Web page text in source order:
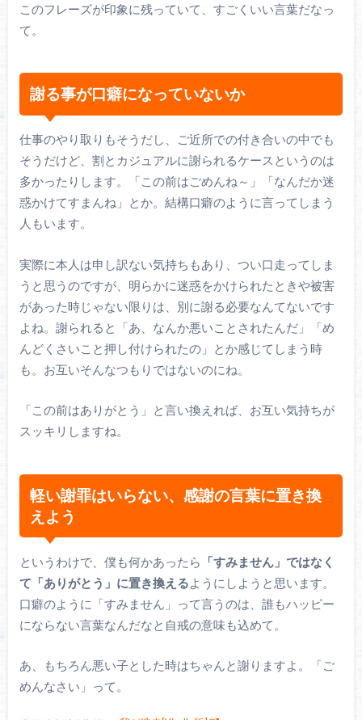
このフレーズが印象に残っていて、すごくいい言葉だなっ
て。
謝る事が口癖になっていないか
仕事のやり取りもそうだし、ご近所での付き合いの中でも
そうだけど、割とカジュアルに謝られるケースというのは
多かったりします。「この前はごめんね～」「なんだか迷
惑かけてすまんね」とか。結構口癖のように言ってしまう
人もいます。
実際に本人は申し訳ない気持ちもあり、つい口走ってしま
うと思うのですが、明らかに迷惑をかけられたときや被害
があった時じゃない限りは、別に謝る必要なんてないです
よね。謝られると「あ、なんか悪いことされたんだ」「め
んどくさいこと押し付けられたの」とか感じてしまう時
も。お互いそんなつもりではないのにね。
「この前はありがとう」と言い換えれば、お互い気持ちが
スッキリしますね。
軽い謝罪はいらない、感謝の言葉に置き換
えよう
というわけで、僕も何かあったら 「すみません」ではなく
て「ありがとう」に置き換えるようにしようと思います。
口癖のように「すみません」って言うのは、誰もハッピー
にならない言葉なんだなと自戒の意味も込めて。
あ、もちろん悪い子とした時はちゃんと謝りますよ。「ご
めんなさい」って。